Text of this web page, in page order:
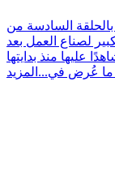
السادسة من
لصناع العمل بعد
عليها منذ بدايتها
ما عُرض في... المزيد